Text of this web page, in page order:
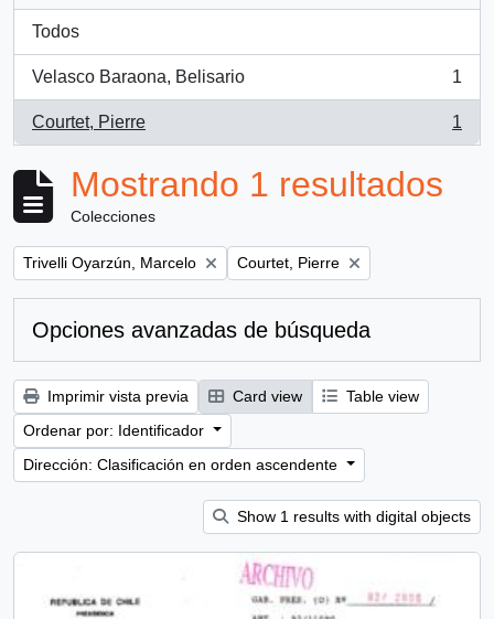
Todos
Velasco Baraona, Belisario
, 1 resultados
1
Courtet, Pierre
, 1 resultados
1
Mostrando 1 resultados
Colecciones
Remove filter:
Trivelli Oyarzún, Marcelo Remove filter:
Courtet, Pierre
Opciones avanzadas de búsqueda
Imprimir vista previa Card view
Table view
Ordenar por: Identificador
Dirección: Clasificación en orden ascendente
Show 1 results with digital objects